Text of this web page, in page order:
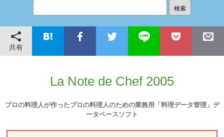
共有
La Note de Chef 2005
プロの料理人が作ったプロの料理人のための業務用「料理データ管理」デ
ータベースソフト